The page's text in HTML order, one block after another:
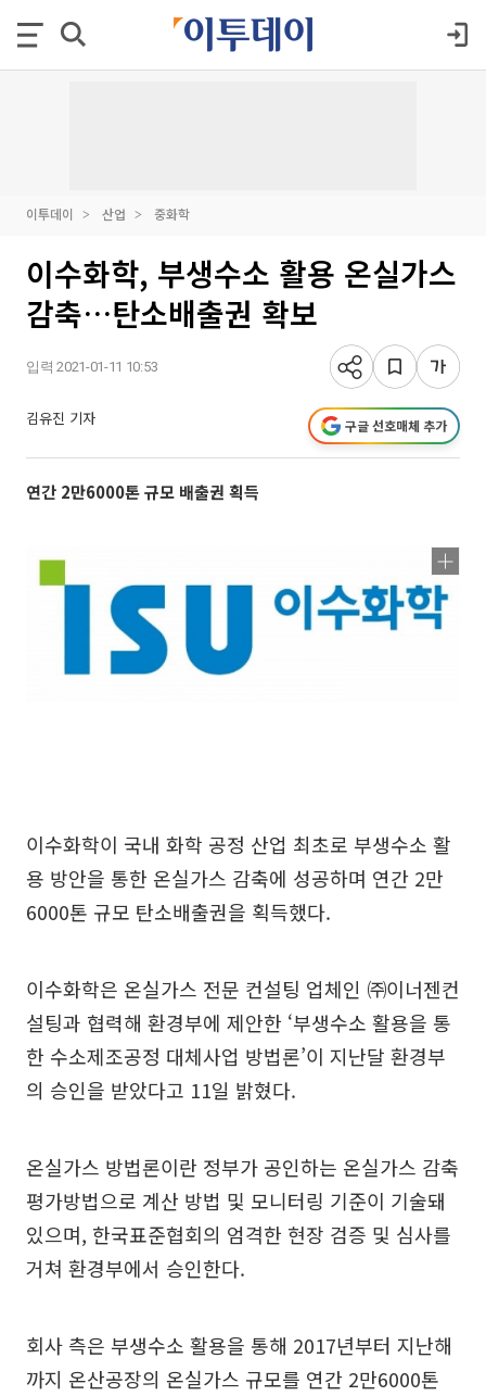
이투데이 산업 중화학
이수화학, 부생수소 활용 온실가스
감축…탄소배출권 확보
입력 2021-01-11 10:53
김유진 기자 구글 선호매체 추가
연간 2만6000톤 규모 배출권 획득
이수화학이 국내 화학 공정 산업 최초로 부생수소 활
용 방안을 통한 온실가스 감축에 성공하며 연간 2만
6000톤 규모 탄소배출권을 획득했다.
이수화학은 온실가스 전문 컨설팅 업체인 ㈜이너젠컨
설팅과 협력해 환경부에 제안한 ‘부생수소 활용을 통
한 수소제조공정 대체사업 방법론’이 지난달 환경부
의 승인을 받았다고 11일 밝혔다.
온실가스 방법론이란 정부가 공인하는 온실가스 감축
평가방법으로 계산 방법 및 모니터링 기준이 기술돼
있으며, 한국표준협회의 엄격한 현장 검증 및 심사를
거쳐 환경부에서 승인한다.
회사 측은 부생수소 활용을 통해 2017년부터 지난해
까지 온산공장의 온실가스 규모를 연간 2만6000톤